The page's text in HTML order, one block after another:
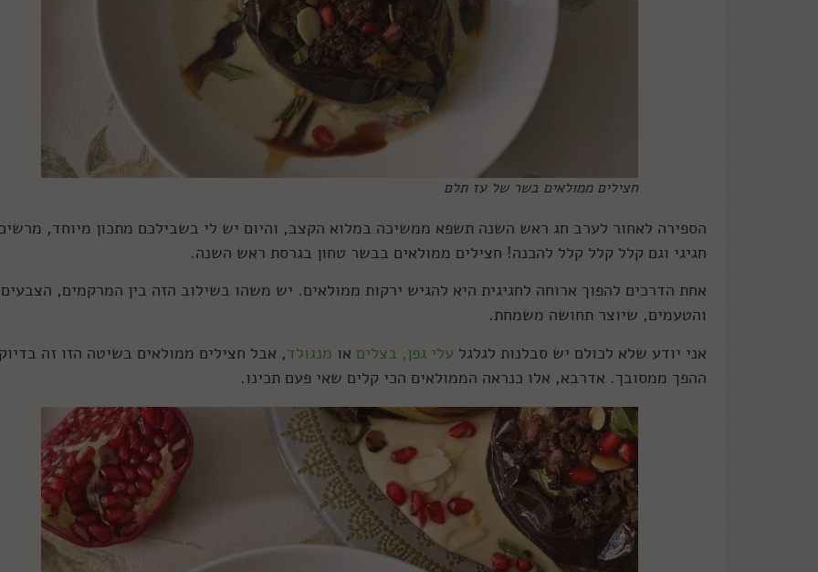
חצילים ממולאים בשר של עז תלם
הספירה לאחור לערב חג ראש השנה תשפא ממשיכה במלוא הקצב, והיום יש לי בשבילכם מתכון מיוחד,
חגיגי וגם קלל קלל קלל להכנה! חצילים ממולאים בבשר טחון בגרסת ראש השנה.
אחת הדרכים להפוך ארוחה לחגיגית היא להגיש ירקות ממולאים. יש משהו בשילוב הזה בין המרקמים, הצבעים
והטעמים, שיוצר תחושה משמחת.
אני יודע שלא לכולם יש סבלנות לגלגל עלי גפן, בצלים או מנגולד, אבל חצילים ממולאים בשיטה הזו זה
ההפך ממסובך. אדרבא, אלו כנראה הממולאים הכי קלים שאי פעם תכינו.